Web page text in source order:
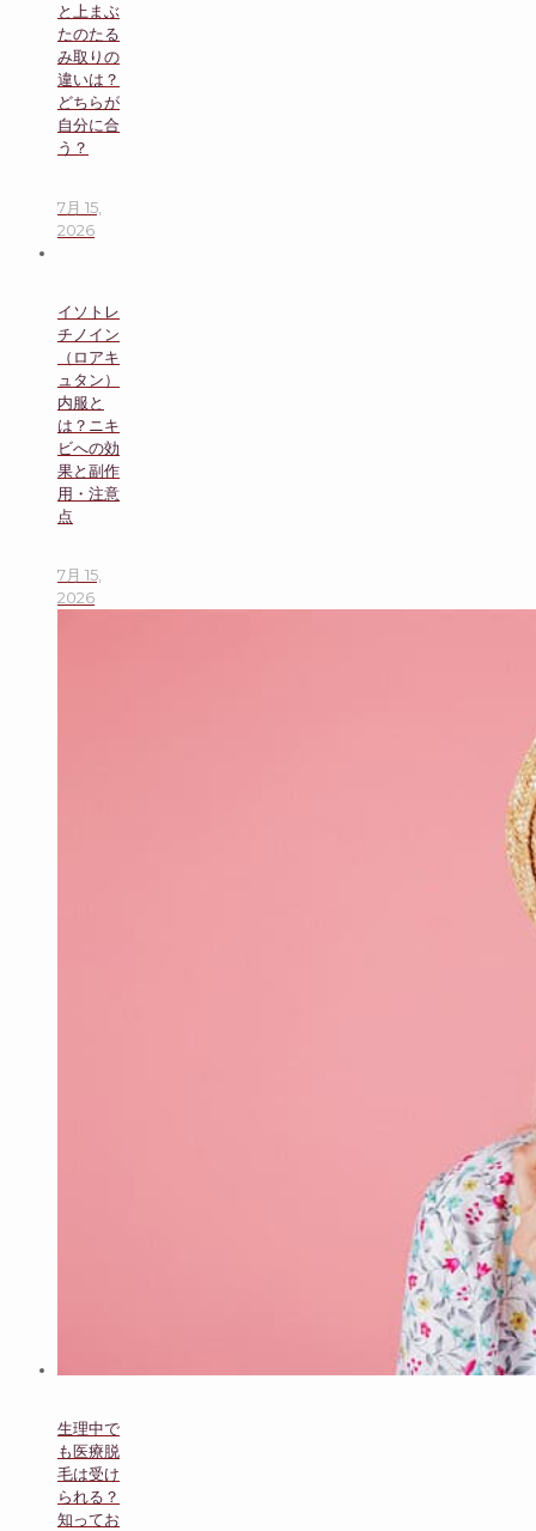
と上まぶ
たのたる
み取りの
違いは？
どちらが
自分に合
う？
7月 15,
2026
イソトレ
チノイン
（ロアキ
ュタン）
内服と
は？ニキ
ビへの効
果と副作
用・注意
点
7月 15,
2026
生理中で
も医療脱
毛は受け
られる？
知ってお